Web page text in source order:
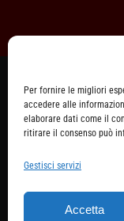
Per fornire le migliori
accedere alle
elaborare dati come il
ritirare il consenso può
Gestisci servizi
Accetta
DIRITTO
METODI